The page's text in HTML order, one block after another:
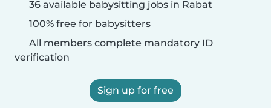
36 available babysitting jobs in Rabat
100% free for babysitters
All members complete mandatory ID
verification
Sign up for free